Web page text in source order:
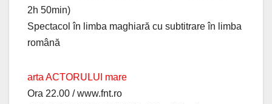
2h 50min)
Spectacol în limba maghiară cu subtitrare în limba
română
arta ACTORULUI mare
Ora 22.00 / www.fnt.ro